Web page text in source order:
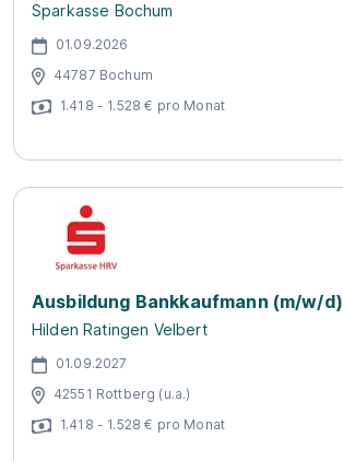
Sparkasse Bochum
01.09.2026
44787 Bochum
1.418 - 1.528 € pro Monat
Ausbildung Bankkaufmann (m/w/d)
Hilden Ratingen Velbert
01.09.2027
42551 Rottberg (u.a.)
1.418 - 1.528 € pro Monat